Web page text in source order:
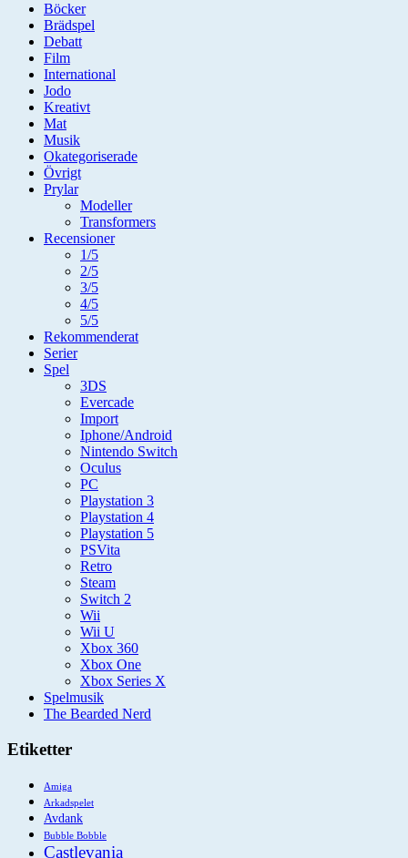
Böcker
Brädspel
Debatt
Film
International
Jodo
Kreativt
Mat
Musik
Okategoriserade
Övrigt
Prylar
Modeller
Transformers
Recensioner
1/5
2/5
3/5
4/5
5/5
Rekommenderat
Serier
Spel
3DS
Evercade
Import
Iphone/Android
Nintendo Switch
Oculus
PC
Playstation 3
Playstation 4
Playstation 5
PSVita
Retro
Steam
Switch 2
Wii
Wii U
Xbox 360
Xbox One
Xbox Series X
Spelmusik
The Bearded Nerd
Etiketter
Amiga
Arkadspelet
Avdank
Bubble Bobble
Castlevania